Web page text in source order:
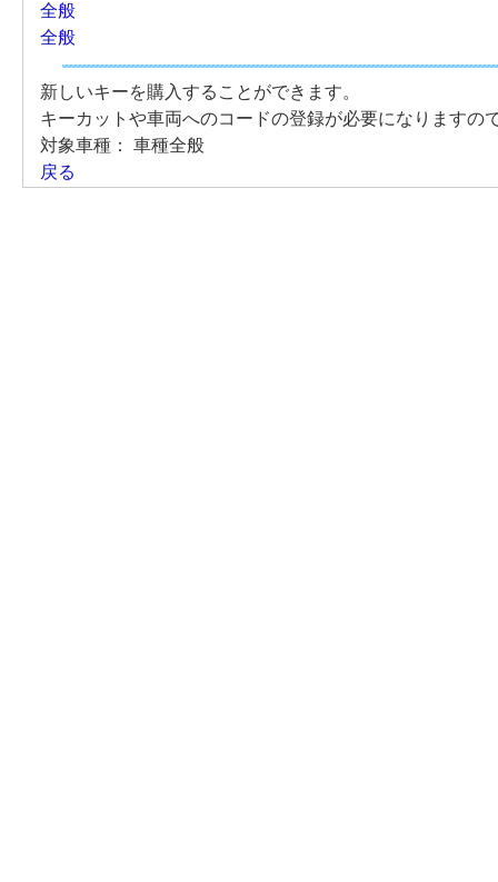
全般
全般
新しいキーを購入することができます。
キーカットや車両へのコードの登録が必要になりますの
対象車種：
車種全般
戻る